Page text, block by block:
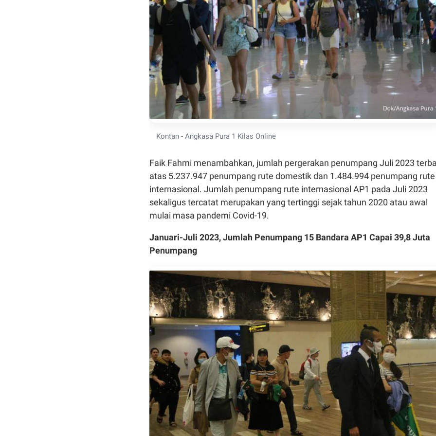
Kontan - Angkasa Pura 1 Kilas Online
Faik Fahmi menambahkan, jumlah pergerakan penumpang Juli 2023
atas 5.237.947 penumpang rute domestik dan 1.484.994 penumpang rute
internasional. Jumlah penumpang rute internasional AP1 pada Juli 2023
sekaligus tercatat merupakan yang tertinggi sejak tahun 2020 atau awal
mulai masa pandemi Covid-19.
Januari-Juli 2023, Jumlah Penumpang 15 Bandara AP1 Capai 39,8 Juta
Penumpang